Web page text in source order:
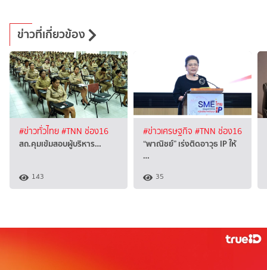
ข่าวที่เกี่ยวข้อง
#ข่าวทั่วไทย#TNN ช่อง16
สถ.คุมเข้มสอบผู้บริหาร…
143
#ข่าวเศรษฐกิจ #TNN ช่อง16
“พาณิชย์” เร่งติดอาวุธ IP ให้
…
35